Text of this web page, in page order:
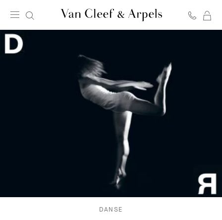
&
Arpels
DANSE